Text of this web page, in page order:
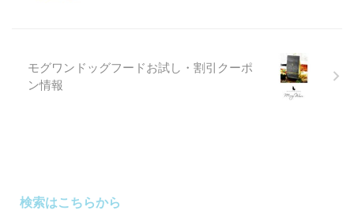
モグワンドッグフードお試し・割引クーポ
ン情報
検索はこちらから